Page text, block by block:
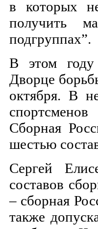
в которых
получить
подгруппах”.
В этом году
Дворце
октября. В
Сборная
шестью
Сергей
составов
– сборная
также